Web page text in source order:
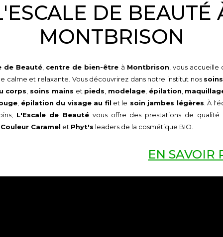
DE BEAUTÉ
MONTBRISON
de Beauté, centre de bien-être à Montbrison, vous accueille
calme et relaxante. Vous découvrirez dans notre institut nos
corps, soins mains et pieds, modelage, épilation,
, épilation du visage au fil et le soin jambes légères. À
L'Escale de Beauté vous offre des prestations de qualité
Couleur Caramel et Phyt's leaders de la cosmétique BIO.
EN SAVOIR